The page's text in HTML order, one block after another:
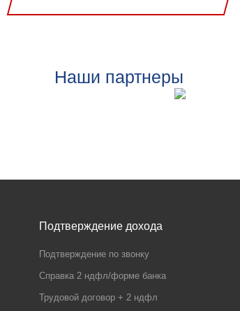
Наши партнеры
Подтверждение дохода
Подтверждение по звонку
Справка 2 ндфл/форме банка
Трудовой договор + 2 ндфл